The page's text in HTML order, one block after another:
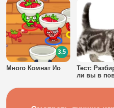
Много Комнат Ио
3.5
Тест:
ли вы в